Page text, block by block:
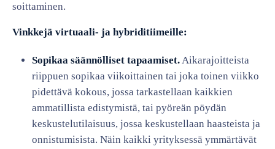
soittaminen.
Vinkkejä virtuaali- ja hybriditiimeille:
Sopikaa säännölliset tapaamiset.Aikarajoitteista
riippuen sopikaa viikoittainen tai joka toinen viikko
pidettävä kokous, jossa tarkastellaan kaikkien
ammatillista edistymistä, tai pyöreän pöydän
keskustelutilaisuus, jossa keskustellaan haasteista ja
onnistumisista. Näin kaikki yrityksessä ymmärtävät